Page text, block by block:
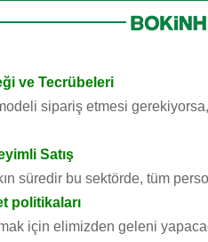
ve Tecrübeleri
sipariş etmesi
Satış
süredir bu sektörde, tüm
politikaları
için elimizden geleni